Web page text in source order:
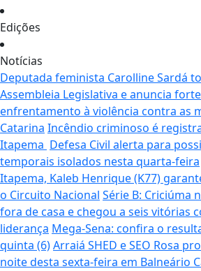
Edições
Notícias
Deputada feminista Carolline Sardá
Assembleia Legislativa e anuncia
enfrentamento à violência contra as
Catarina Incêndio criminoso é
Itapema Defesa Civil alerta para
temporais isolados nesta quarta-feira
Itapema, Kaleb Henrique (K77)
o Circuito Nacional Série B: Criciúma
fora de casa e chegou a seis vitórias
liderança Mega-Sena: confira o
quinta (6)Arraiá SHED e SEO Rosa
noite desta sexta-feira em Balneário